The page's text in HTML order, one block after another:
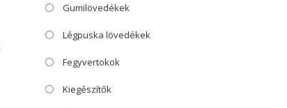
Gumilövedékek
Légpuska lövedékek
Fegyvertokok
Kiegészítők